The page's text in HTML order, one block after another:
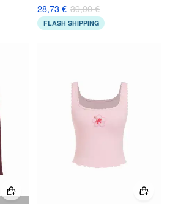
28,73 € 39,90 €
FLASH SHIPPING